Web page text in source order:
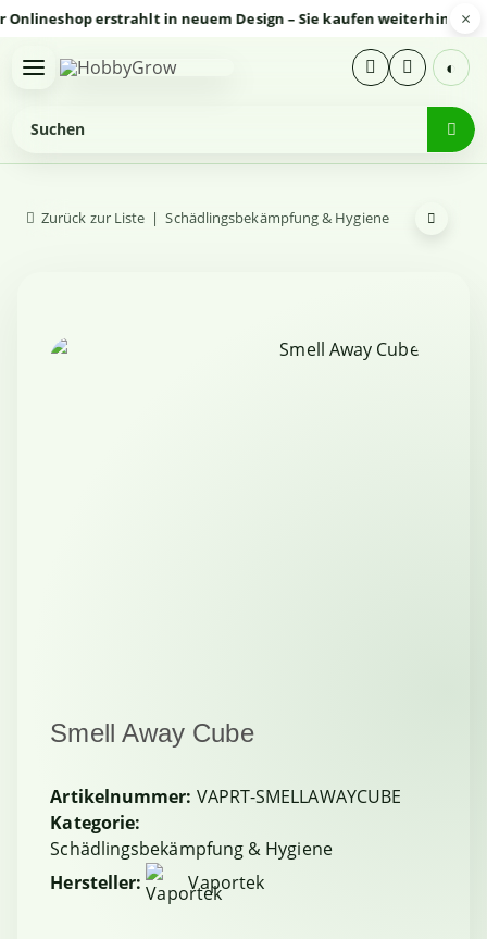
erstrahlt in neuem Design – Sie kaufen weiterhin sicher×
◐
Zurück zur Liste Schädlingsbekämpfung & Hygiene
Smell Away Cube
Artikelnummer: VAPRT-SMELLAWAYCUBE
Kategorie:
Schädlingsbekämpfung & Hygiene
Hersteller:
Vaportek